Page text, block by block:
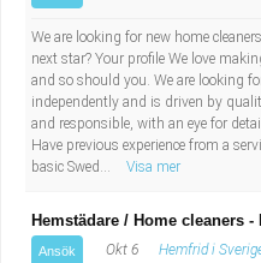
We are looking for new home
next star? Your profile We love
and so should you. We are looking
independently and is driven by
and responsible, with an eye for
Have previous experience from a
basic Swed...
Visa mer
Hemstädare / Home cleaners -
Ansök Okt 6 Hemfrid i